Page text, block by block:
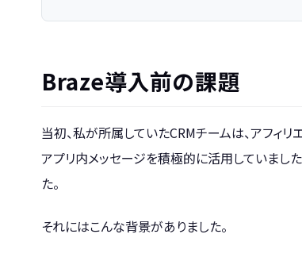
Braze導入前の課題
当初、私が所属していたCRMチームは、アフィリ
アプリ内メッセージを積極的に活用していまし
た。
それにはこんな背景がありました。